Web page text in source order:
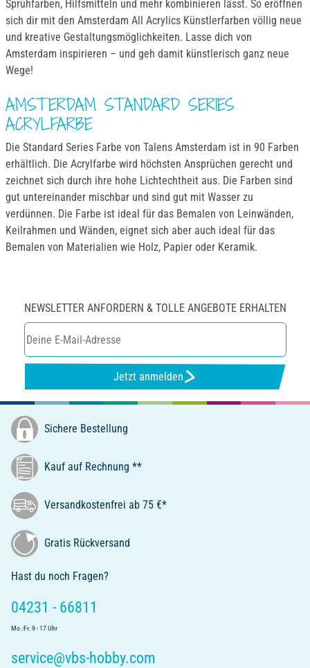
Sprühfarben, Hilfsmitteln und mehr kombinieren lässt. So eröffnen
sich dir mit den Amsterdam All Acrylics Künstlerfarben völlig neue
und kreative Gestaltungsmöglichkeiten. Lasse dich von
Amsterdam inspirieren – und geh damit künstlerisch ganz neue
Wege!
AMSTERDAM STANDARD SERIES
ACRYLFARBE
Die Standard Series Farbe von Talens Amsterdam ist in 90 Farben
erhältlich. Die Acrylfarbe wird höchsten Ansprüchen gerecht und
zeichnet sich durch ihre hohe Lichtechtheit aus. Die Farben sind
gut untereinander mischbar und sind gut mit Wasser zu
verdünnen. Die Farbe ist ideal für das Bemalen von Leinwänden,
Keilrahmen und Wänden, eignet sich aber auch ideal für das
Bemalen von Materialien wie Holz, Papier oder Keramik.
NEWSLETTER ANFORDERN & TOLLE ANGEBOTE ERHALTEN
Jetzt anmelden
Sichere Bestellung
Kauf auf Rechnung **
Versandkostenfrei ab 75 €*
Gratis Rückversand
Hast du noch Fragen?
04231 - 66811
Mo.-Fr. 9 - 17 Uhr
service@vbs-hobby.com